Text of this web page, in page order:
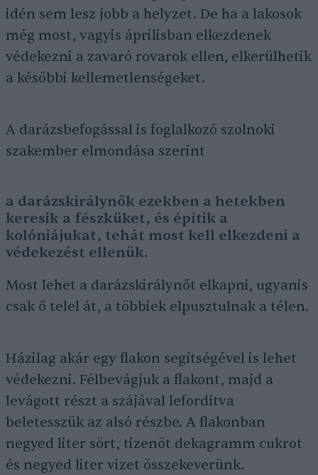
idén sem lesz jobb a helyzet. De ha a lakosok
még most, vagyis áprilisban elkezdenek
védekezni a zavaró rovarok ellen, elkerülhetik
a későbbi kellemetlenségeket.
A darázsbefogással is foglalkozó szolnoki
szakember elmondása szerint
a darázskirálynők ezekben a hetekben
keresik a fészküket, és építik a
kolóniájukat, tehát most kell elkezdeni a
védekezést ellenük.
Most lehet a darázskirálynőt elkapni, ugyanis
csak ő telel át, a többiek elpusztulnak a télen.
Házilag akár egy flakon segítségével is lehet
védekezni. Félbevágjuk a flakont, majd a
levágott részt a szájával lefordítva
beletesszük az alsó részbe. A flakonban
negyed liter sört, tizenöt dekagramm cukrot
és negyed liter vizet összekeverünk.